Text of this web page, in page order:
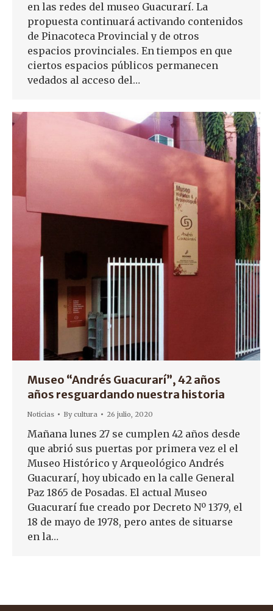
en las redes del museo Guacurarí. La
propuesta continuará activando contenidos
de Pinacoteca Provincial y de otros
espacios provinciales. En tiempos en que
ciertos espacios públicos permanecen
vedados al acceso del…
Museo “Andrés Guacurarí”, 42 años
años resguardando nuestra historia
Noticias Bycultura 26 julio, 2020
Mañana lunes 27 se cumplen 42 años desde
que abrió sus puertas por primera vez el el
Museo Histórico y Arqueológico Andrés
Guacurarí, hoy ubicado en la calle General
Paz 1865 de Posadas. El actual Museo
Guacurarí fue creado por Decreto Nº 1379, el
18 de mayo de 1978, pero antes de situarse
en la…